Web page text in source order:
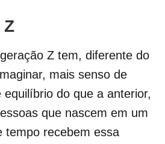
Z
Z tem, diferente do
mais senso de
equilíbrio do que a anterior,
que nascem em um
tempo recebem essa